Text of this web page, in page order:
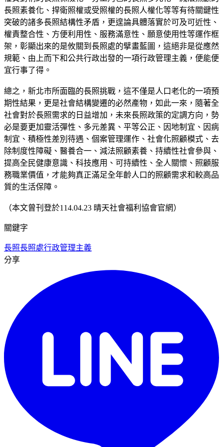
長照素養化、捍衛照權或受照權的長照人權化等等有待關鍵性
突破的諸多長照結構性矛盾，更遑論具體落實於可及可近性、
權責整合性、方便利用性、服務滿意性、願意使用性等運作框
架，彰顯出來的是攸關到長照處的擘畫藍圖，這絕非是從應然
規範、由上而下和公共行政出發的一項行政管理主義，便能便
宜行事了得。
總之，新北市所面臨的長照挑戰，這不僅是人口老化的一項預
期性結果，更是社會結構變遷的必然產物，如此一來，隨著全
社會對於長照需求的日益增加，未來長照政策的定調方向，勢
必是要更加靈活彈性、多元差異、平等公正、因地制宜、因病
制宜、積極性差別待遇、個案管理運作、社會化照顧模式、去
除制度性障礙、醫養合一、減法照顧素養、持續性社會參與、
提高全民健康意識、科技應用、可持續性、全人關懷、照顧服
務職業價值，才能夠真正滿足全年齡人口的照顧需求和較高品
質的生活保障。
（本文曾刊登於114.04.23 晴天社會福利協會官網）
關鍵字
長照長照處行政管理主義
分享